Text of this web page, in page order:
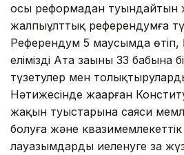
осы реформадан туындайтын
жалпыұлттық референдумға
Референдум 5 маусымда өтіп,
еліміздің Ата заңының 33
түзетулер мен
Нәтижесінде жаңарған
жақын туыстарына саяси
болуға және
лауазымдарды иеленуге заң